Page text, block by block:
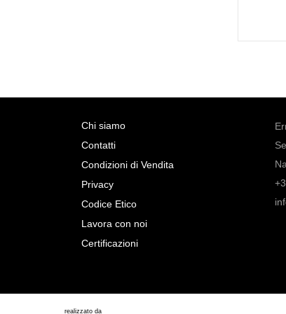
Chi siamo
Contatti
Condizioni di Vendita
Privacy
Codice Etico
Lavora con noi
Certificazioni
realizzato da